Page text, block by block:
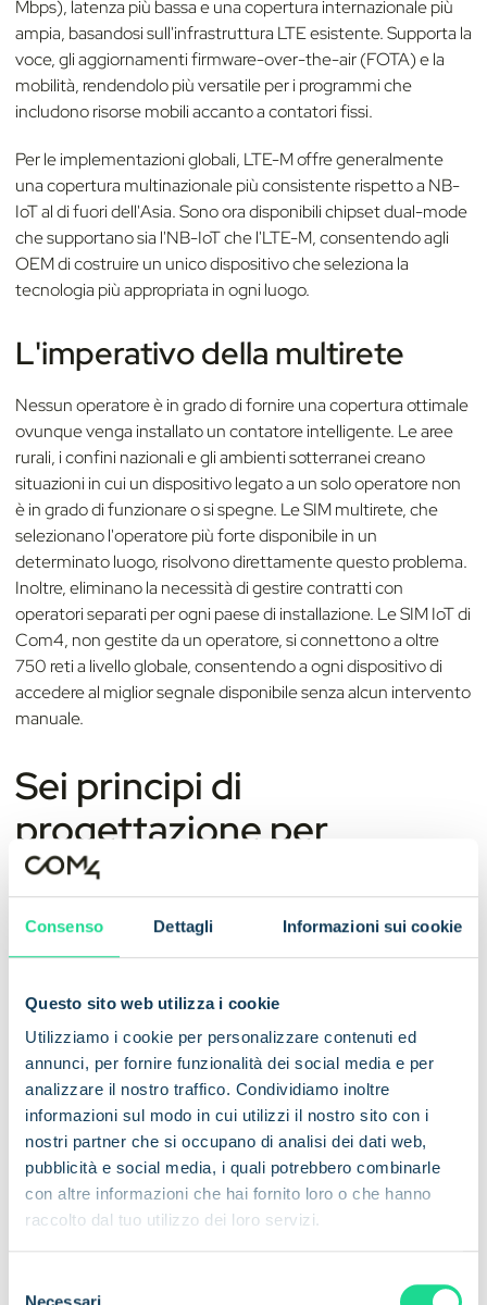
Consenso Dettagli Informazioni sui cookie
Questo sito web utilizza i cookie
Utilizziamo i cookie per personalizzare contenuti ed
annunci, per fornire funzionalità dei social media e per
analizzare il nostro traffico. Condividiamo inoltre
informazioni sul modo in cui utilizzi il nostro sito con i
nostri partner che si occupano di analisi dei dati web,
pubblicità e social media, i quali potrebbero combinarle
con altre informazioni che hai fornito loro o che hanno
raccolto dal tuo utilizzo dei loro servizi.
Necessari
Mbps), latenza più bassa e una copertura internazionale più
ampia, basandosi sull'infrastruttura LTE esistente. Supporta la
voce, gli aggiornamenti firmware-over-the-air (FOTA) e la
mobilità, rendendolo più versatile per i programmi che
includono risorse mobili accanto a contatori fissi.
Per le implementazioni globali, LTE-M offre generalmente
una copertura multinazionale più consistente rispetto a NB-
IoT al di fuori dell'Asia. Sono ora disponibili chipset dual-mode
che supportano sia l'NB-IoT che l'LTE-M, consentendo agli
OEM di costruire un unico dispositivo che seleziona la
tecnologia più appropriata in ogni luogo.
L'imperativo della multirete
Nessun operatore è in grado di fornire una copertura ottimale
ovunque venga installato un contatore intelligente. Le aree
rurali, i confini nazionali e gli ambienti sotterranei creano
situazioni in cui un dispositivo legato a un solo operatore non
è in grado di funzionare o si spegne. Le SIM multirete, che
selezionano l'operatore più forte disponibile in un
determinato luogo, risolvono direttamente questo problema.
Inoltre, eliminano la necessità di gestire contratti con
operatori separati per ogni paese di installazione. Le SIM IoT di
Com4, non gestite da un operatore, si connettono a oltre
750 reti a livello globale, consentendo a ogni dispositivo di
accedere al miglior segnale disponibile senza alcun intervento
manuale.
Sei principi di
progettazione per
un'installazione
dei contatori intelligenti
connettività, non dall'hardware
L'errore più comune nella progettazione dei contatori
intelligenti è quello di considerare la connettività come un
componente scelto dopo la finalizzazione del fattore di
forma. Il posizionamento dell'antenna, l'attenuazione del
segnale e la scelta del modulo interagiscono direttamente
con la progettazione del dispositivo fisico. Cambiare
l'approccio alla connettività dopo l'involucro richiede in genere